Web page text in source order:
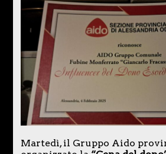
Martedì, il Gruppo Aido